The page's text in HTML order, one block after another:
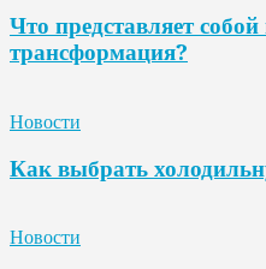
Что представляет
трансформация?
Новости
Как выбрать
Новости